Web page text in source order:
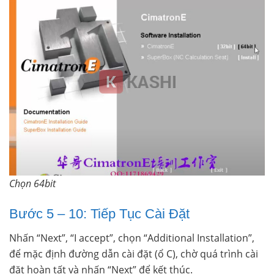
Chọn 64bit
Bước 5 – 10: Tiếp Tục Cài Đặt
Nhấn “Next”, “I accept”, chọn “Additional Installation”,
để mặc định đường dẫn cài đặt (ổ C), chờ quá trình cài
đặt hoàn tất và nhấn “Next” để kết thúc.